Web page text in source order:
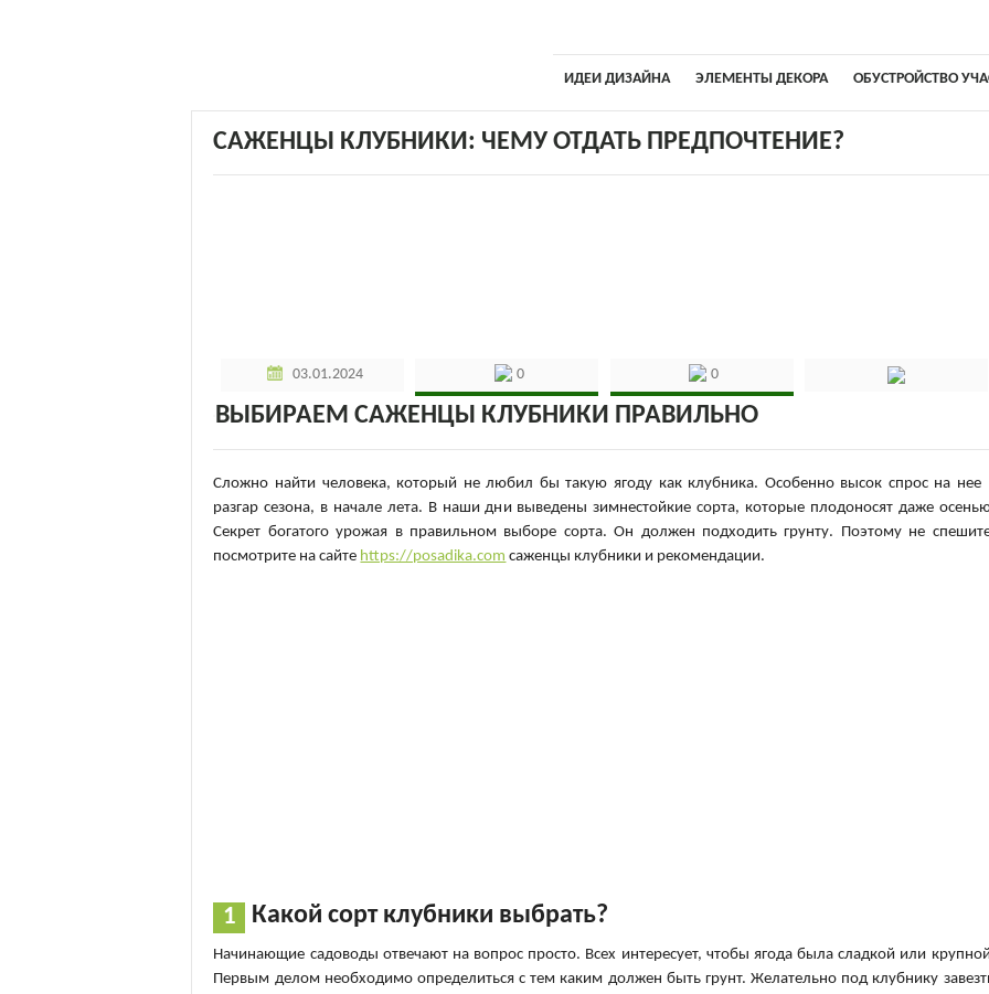
ИДЕИ ДИЗАЙНА ЭЛЕМЕНТЫ ДЕКОРА ОБУСТРОЙСТВО
САЖЕНЦЫ КЛУБНИКИ: ЧЕМУ ОТДАТЬ ПРЕДПОЧТЕНИЕ?
03.01.2024 0 0
ВЫБИРАЕМ САЖЕНЦЫ КЛУБНИКИ ПРАВИЛЬНО
Сложно найти человека, который не любил бы такую ягоду как клубника. Особенно высок спрос на нее
разгар сезона, в начале лета. В наши дни выведены зимнестойкие сорта, которые плодоносят даже
Секрет богатого урожая в правильном выборе сорта. Он должен подходить грунту. Поэтому не
посмотрите на сайте https://posadika.com саженцы клубники и рекомендации.
Какой сорт клубники выбрать?
Начинающие садоводы отвечают на вопрос просто. Всех интересует, чтобы ягода была сладкой или
Первым делом необходимо определиться с тем каким должен быть грунт. Желательно под клубнику